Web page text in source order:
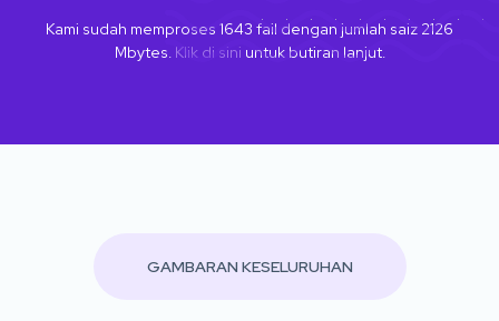
Kami sudah memproses 1643 fail dengan jumlah saiz 2126
Mbytes. Klik di sini untuk butiran lanjut.
GAMBARAN KESELURUHAN